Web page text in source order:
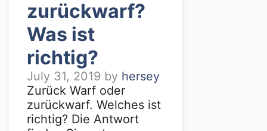
zurückwarf?
Was ist
richtig?
July 31, 2019 by hersey
Zurück Warf oder
zurückwarf. Welches ist
richtig? Die Antwort